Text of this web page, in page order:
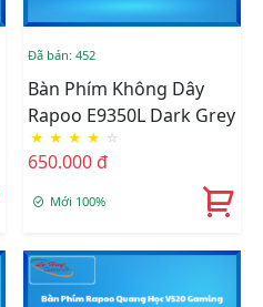
Đã bán: 452
Bàn Phím Không Dây
Rapoo E9350L Dark Grey
★ ★ ★ ★ ☆
650.000 đ
Mới 100%